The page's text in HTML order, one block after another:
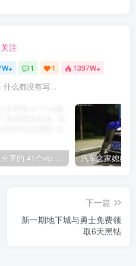
关注
1 1 1397W+
什么都没有写...
网上分享的 41个vip解析接口 有需要的拿去~ 免费看全网VIP会员视频
下一篇
新一期地下城与勇士免费领
取6天黑钻